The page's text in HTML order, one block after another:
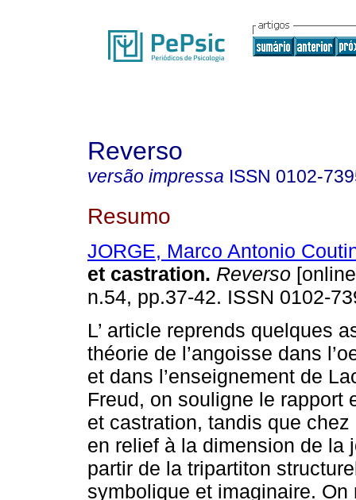
Reverso
versão impressa ISSN 0102-
Resumo
JORGE, Marco Antonio
et castration. Reverso
n.54, pp.37-42. ISSN 0102-
L’ article reprends quelques
théorie de l’angoisse dans
et dans l’enseignement de
Freud, on souligne le rapport
et castration, tandis que
en relief à la dimension de la
partir de la tripartiton
symbolique et imaginaire. On